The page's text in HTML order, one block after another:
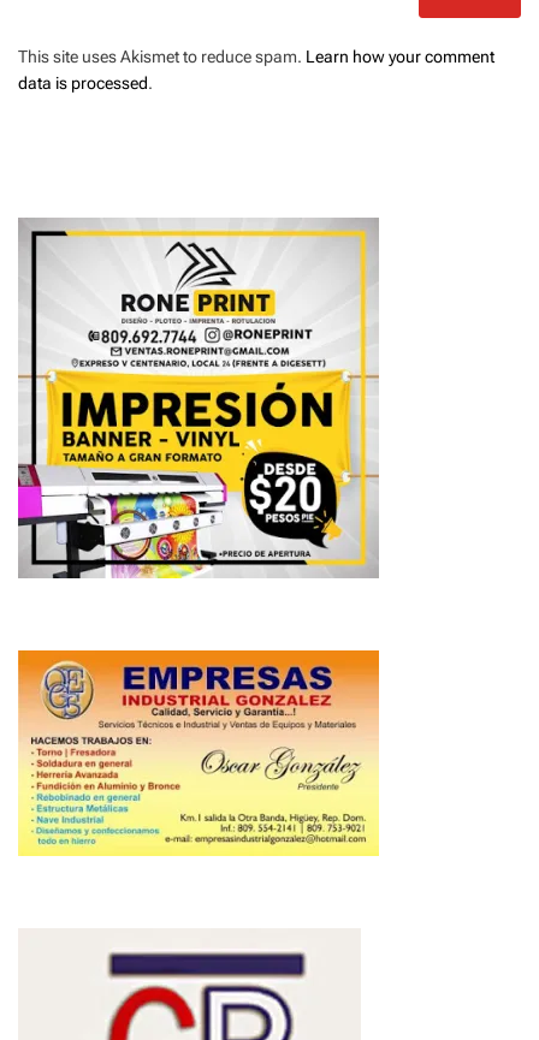
This site uses Akismet to reduce spam. Learn how your comment
data is processed.